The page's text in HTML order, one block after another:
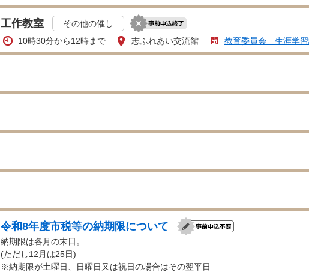
工作教室
その他の催し
10時30分から12時まで
志ふれあい交流館 教育委員会 生涯学
令和8年度市税等の納期限について
納期限は各月の末日。
(ただし12月は25日)
※納期限が土曜日、日曜日又は祝日の場合はその翌平日